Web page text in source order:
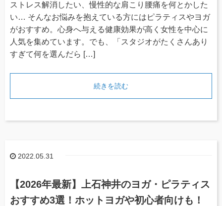
ストレス解消したい、慢性的な肩こり腰痛を何とかした
い… そんなお悩みを抱えている方にはピラティスやヨガ
がおすすめ。心身へ与える健康効果が高く女性を中心に
人気を集めています。でも、「スタジオがたくさんあり
すぎて何を選んだら […]
続きを読む
2022.05.31
【2026年最新】上石神井のヨガ・ピラティス
おすすめ3選！ホットヨガや初心者向けも！